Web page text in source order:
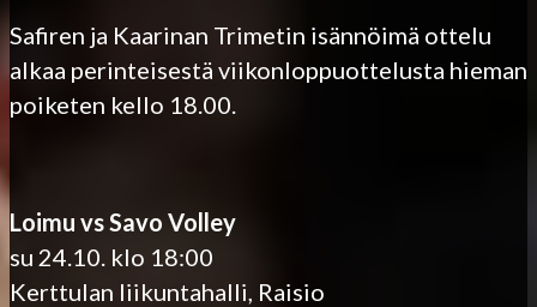
Safiren ja Kaarinan Trimetin isännöimä ottelu
alkaa perinteisestä viikonloppuottelusta hieman
poiketen kello 18.00.
Loimu vs Savo Volley
su 24.10. klo 18:00
Kerttulan liikuntahalli, Raisio